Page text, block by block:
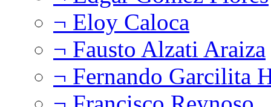
¬ Eloy Caloca
¬ Fausto Alzati Araiza
¬ Fernando Garcilita